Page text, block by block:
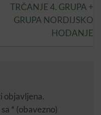
TRČANJE 4. GRUPA +
GRUPA NORDIJSKO
HODANJE
objavljena.
* (obavezno)